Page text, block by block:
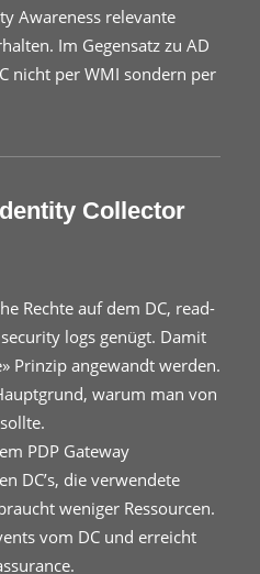
Awareness relevante
Im Gegensatz zu AD
nicht per WMI sondern per
Collector
Rechte auf dem DC, read-
logs genügt. Damit
Prinzip angewandt werden.
warum man von
PDP Gateway
DC’s, die verwendete
weniger Ressourcen.
vom DC und erreicht